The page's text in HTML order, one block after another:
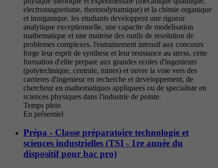
electromagnetisme, thermodynamique) et la chimie organique
et inorganique. les etudiants developpent une rigueur
analytique exceptionnelle, une capacite de modelisation
mathematique et une maitrise des outils de resolution de
problemes complexes. l'entrainement intensif aux concours
forge leur esprit de synthese et leur resistance au stress. cette
formation d'elite prepare aux grandes ecoles d'ingenieurs
(polytechnique, centrale, mines) et ouvre la voie vers des
carrieres d'ingenieur en recherche et developpement, de
chercheur en mathematiques appliquees ou de specialiste en
sciences physiques dans l'industrie de pointe.
Temps plein
En présentiel
Prépa - Classe préparatoire technologie et
sciences industrielles (TSI - 1re année du
dispositif pour bac pro)